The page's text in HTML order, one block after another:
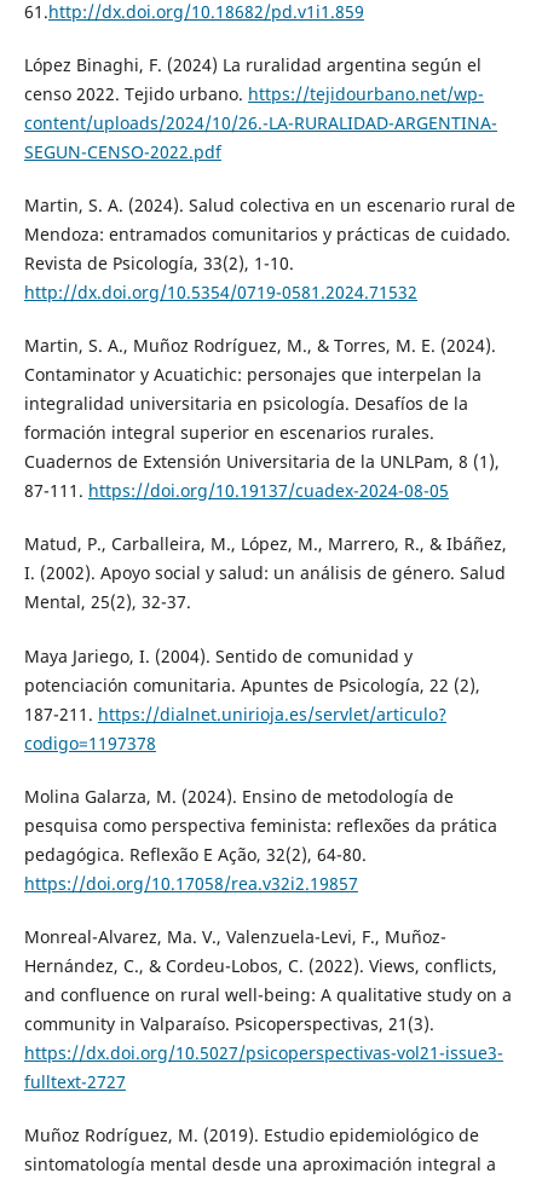
61.http://dx.doi.org/10.18682/pd.v1i1.859
López Binaghi, F. (2024) La ruralidad argentina según el
censo 2022. Tejido urbano. https://tejidourbano.net/wp-
content/uploads/2024/10/26.-LA-RURALIDAD-ARGENTINA-
SEGUN-CENSO-2022.pdf
Martin, S. A. (2024). Salud colectiva en un escenario rural de
Mendoza: entramados comunitarios y prácticas de cuidado.
Revista de Psicología, 33(2), 1-10.
http://dx.doi.org/10.5354/0719-0581.2024.71532
Martin, S. A., Muñoz Rodríguez, M., & Torres, M. E. (2024).
Contaminator y Acuatichic: personajes que interpelan la
integralidad universitaria en psicología. Desafíos de la
formación integral superior en escenarios rurales.
Cuadernos de Extensión Universitaria de la UNLPam, 8 (1),
87-111. https://doi.org/10.19137/cuadex-2024-08-05
Matud, P., Carballeira, M., López, M., Marrero, R., & Ibáñez,
I. (2002). Apoyo social y salud: un análisis de género. Salud
Mental, 25(2), 32-37.
Maya Jariego, I. (2004). Sentido de comunidad y
potenciación comunitaria. Apuntes de Psicología, 22 (2),
187-211. https://dialnet.unirioja.es/servlet/articulo?
codigo=1197378
Molina Galarza, M. (2024). Ensino de metodología de
pesquisa como perspectiva feminista: reflexões da prática
pedagógica. Reflexão E Ação, 32(2), 64-80.
https://doi.org/10.17058/rea.v32i2.19857
Monreal-Alvarez, Ma. V., Valenzuela-Levi, F., Muñoz-
Hernández, C., & Cordeu-Lobos, C. (2022). Views, conflicts,
and confluence on rural well-being: A qualitative study on a
community in Valparaíso. Psicoperspectivas, 21(3).
https://dx.doi.org/10.5027/psicoperspectivas-vol21-issue3-
fulltext-2727
Muñoz Rodríguez, M. (2019). Estudio epidemiológico de
sintomatología mental desde una aproximación integral a